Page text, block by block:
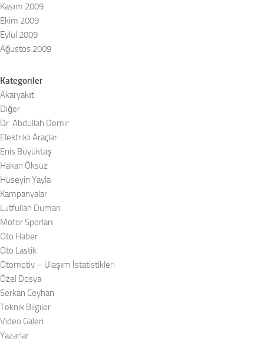
Kasım 2009
Ekim 2009
Eylül 2009
Ağustos 2009
Kategoriler
Akaryakıt
Diğer
Dr. Abdullah Demir
Elektrikli Araçlar
Enis Büyüktaş
Hakan Öksüz
Hüseyin Yayla
Kampanyalar
Lutfullah Duman
Motor Sporları
Oto Haber
Oto Lastik
Otomotiv – Ulaşım İstatistikleri
Özel Dosya
Serkan Ceyhan
Teknik Bilgiler
Video Galeri
Yazarlar